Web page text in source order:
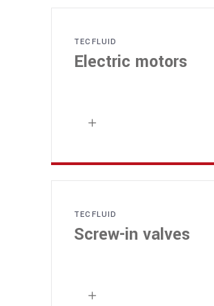
TECFLUID
Electric motors
TECFLUID
Screw-in valves